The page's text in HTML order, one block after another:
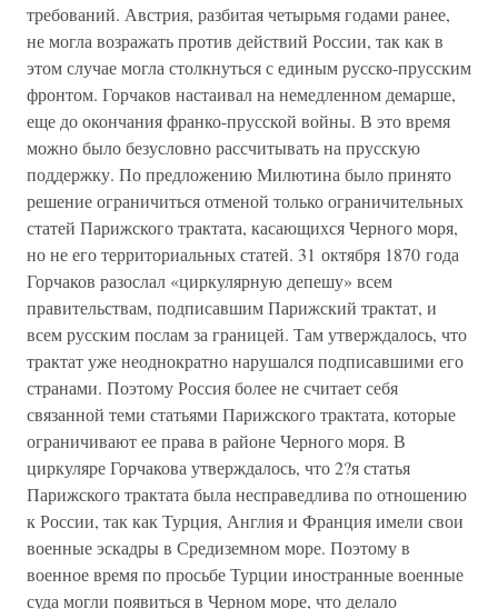
требований. Австрия, разбитая четырьмя годами ранее,
не могла возражать против действий России, так как в
этом случае могла столкнуться с единым русско-прусским
фронтом. Горчаков настаивал на немедленном демарше,
еще до окончания франко-прусской войны. В это время
можно было безусловно рассчитывать на прусскую
поддержку. По предложению Милютина было принято
решение ограничиться отменой только ограничительных
статей Парижского трактата, касающихся Черного моря,
но не его территориальных статей. 31 октября 1870 года
Горчаков разослал «циркулярную депешу» всем
правительствам, подписавшим Парижский трактат, и
всем русским послам за границей. Там утверждалось, что
трактат уже неоднократно нарушался подписавшими его
странами. Поэтому Россия более не считает себя
связанной теми статьями Парижского трактата, которые
ограничивают ее права в районе Черного моря. В
циркуляре Горчакова утверждалось, что 2?я статья
Парижского трактата была несправедлива по отношению
к России, так как Турция, Англия и Франция имели свои
военные эскадры в Средиземном море. Поэтому в
военное время по просьбе Турции иностранные военные
суда могли появиться в Черном море, что делало